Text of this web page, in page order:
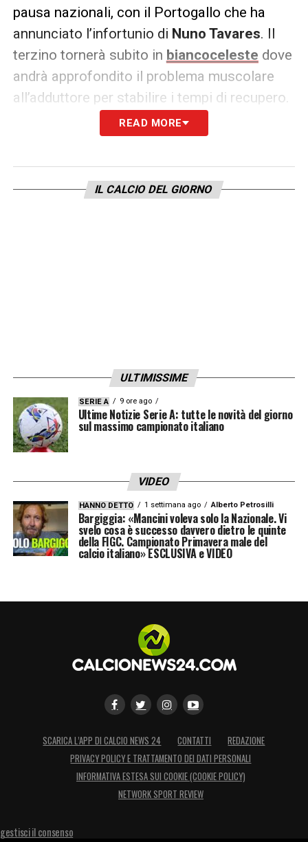
pausa nazionali, con il Portogallo che ha
annunciato l’infortunio di Nuno Tavares. Il
terzino tornerà subito in biancoceleste dove
andrà approfondito il problema muscolare
all’adduttore per stabilire i tempi di recupero.
COMUNICATO PORTOGALLO– «
finale della Nations League. Il difensore ha
READ MORE
IL CALCIO DEL GIORNO
ULTIMISSIME
SERIE A 9 ore ago
Ultime Notizie Serie A: tutte le novità del giorno
sul massimo campionato italiano
VIDEO
HANNO DETTO 1 settimana ago Alberto Petrosilli
Bargiggia: «Mancini voleva solo la Nazionale. Vi
svelo cosa è successo davvero dietro le quinte
della FIGC. Campionato Primavera male del
calcio italiano» ESCLUSIVA e VIDEO
SCARICA L’APP DI CALCIO NEWS 24 CONTATTI
REDAZIONE
PRIVACY POLICY E TRATTAMENTO DEI DATI PERSONALI
INFORMATIVA ESTESA SUI COOKIE (COOKIE POLICY)
NETWORK SPORT REVIEW
gestisci il consenso